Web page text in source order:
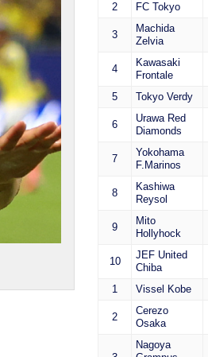
2 FC Tokyo
3
Machida
Zelvia
4
Kawasaki
Frontale
5 Tokyo Verdy
6
Urawa Red
Diamonds
7
Yokohama
F.Marinos
8
Kashiwa
Reysol
9
Mito
Hollyhock
10
JEF United
Chiba
1 Vissel Kobe
2
Cerezo
Osaka
Nagoya